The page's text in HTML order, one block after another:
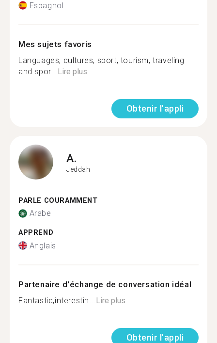
Espagnol
Mes sujets favoris
Languages, cultures, sport, tourism, traveling
and spor... Lire plus
Obtenir l'appli
A.
Jeddah
PARLE COURAMMENT
Arabe
APPREND
Anglais
Partenaire d'échange de conversation idéal
Fantastic,interestin... Lire plus
Obtenir l'appli